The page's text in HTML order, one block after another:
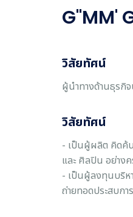
G"MM'
วิสัยทัศน์
ผู้นำทางด้านธุรกิ
วิสัยทัศน์
- เป็นผู้ผลิต คิดค้
และ ศิลปิน อย่าง
- เป็นผู้ลงทุนบริห
ถ่ายทอดประสบก